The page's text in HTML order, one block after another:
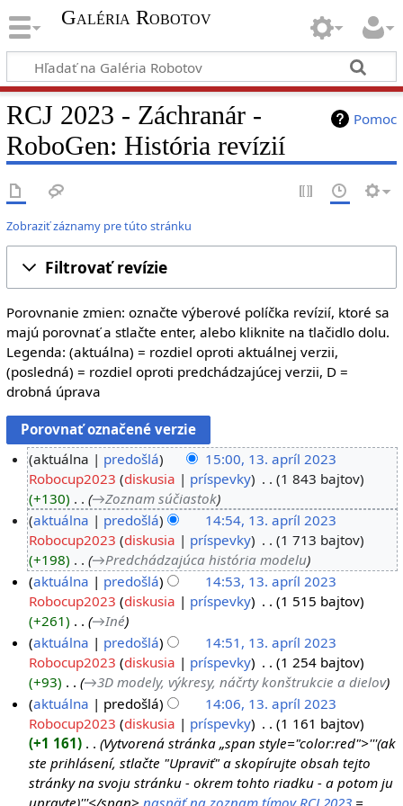
Galéria Robotov
Pomoc
RCJ 2023 - Záchranár -
RoboGen: História revízií
Zobraziť záznamy pre túto stránku
Filtrovať revízie
Porovnanie zmien: označte výberové políčka revízií, ktoré sa
majú porovnať a stlačte enter, alebo kliknite na tlačidlo dolu.
Legenda: (aktuálna) = rozdiel oproti aktuálnej verzii,
(posledná) = rozdiel oproti predchádzajúcej verzii, D =
drobná úprava
aktuálna predošlá
15:00, 13. apríl 2023
Robocup2023 diskusia príspevky
1 843 bajtov
+130
→‎Zoznam súčiastok
aktuálna
predošlá
14:54, 13. apríl 2023
Robocup2023 diskusia príspevky
1 713 bajtov
+198
→‎Predchádzajúca história modelu
aktuálna
predošlá
14:53, 13. apríl 2023
Robocup2023 diskusia príspevky
1 515 bajtov
+261
→‎Iné
aktuálna
predošlá
14:51, 13. apríl 2023
Robocup2023 diskusia príspevky
1 254 bajtov
+93
→‎3D modely, výkresy, náčrty konštrukcie a dielov
aktuálna
predošlá
14:06, 13. apríl 2023
Robocup2023 diskusia príspevky
1 161 bajtov
+1 161
Vytvorená stránka „span style="color:red">'''(ak
ste prihlásení, stlačte "Upraviť" a skopírujte obsah tejto
stránky na svoju stránku - okrem tohto riadku - a potom ju